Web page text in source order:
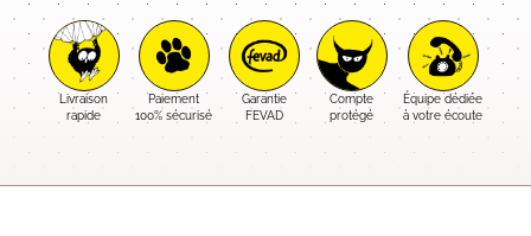
Livraison
rapide
Paiement
100% sécurisé
Garantie
FEVAD
Compte
protégé
Équipe dédiée
à votre écoute